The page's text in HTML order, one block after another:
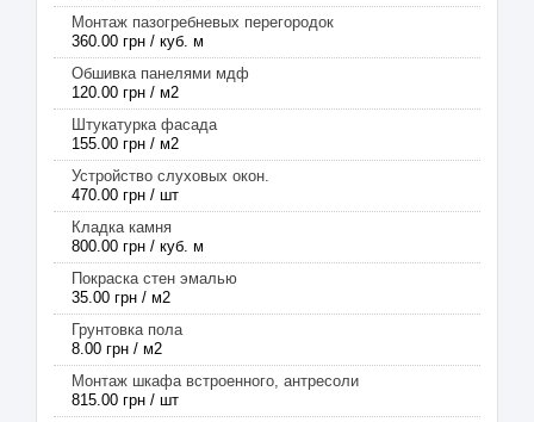
Монтаж пазогребневых перегородок
360.00 грн / куб. м
Обшивка панелями мдф
120.00 грн / м2
Штукатурка фасада
155.00 грн / м2
Устройство слуховых окон.
470.00 грн / шт
Кладка камня
800.00 грн / куб. м
Покраска стен эмалью
35.00 грн / м2
Грунтовка пола
8.00 грн / м2
Монтаж шкафа встроенного, антресоли
815.00 грн / шт